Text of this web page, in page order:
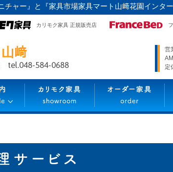
ャー』と『家具市場家具マート山﨑花園インタ
カリモク家具 正規販売店
﨑
tel.048-584-0688
営
定